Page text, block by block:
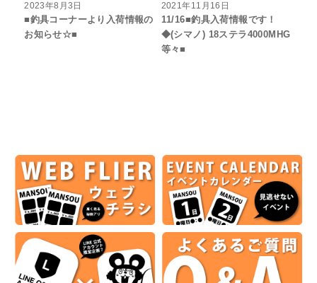
2023年8月3日
■釣具コーナーより入荷情報の
お知らせ☆■
2021年11月16日
11/16■釣具入荷情報です！
◆(シマノ) 18ステラ4000MHG
等々■